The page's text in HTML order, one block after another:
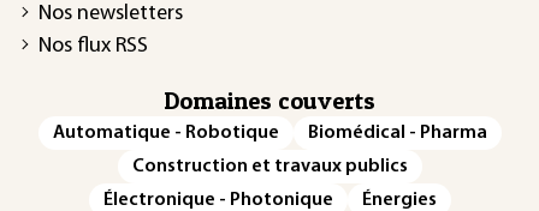
Nos newsletters
Nos flux RSS
Domaines couverts
Automatique - Robotique
Biomédical - Pharma
Construction et travaux publics
Électronique - Photonique
Énergies